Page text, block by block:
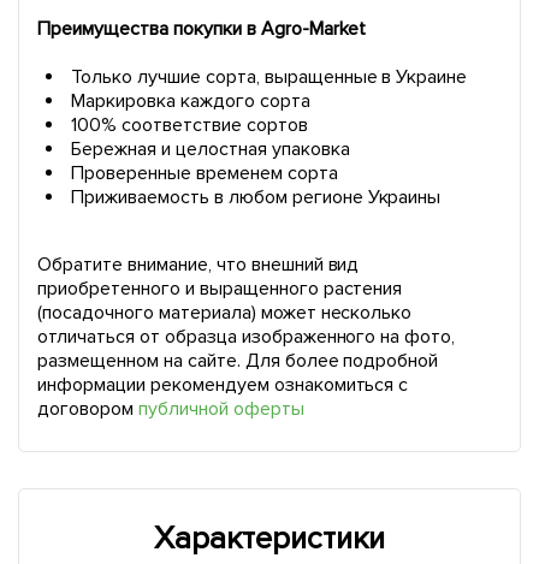
Преимущества покупки в Agro-Market
Только лучшие сорта, выращенные в Украине
Маркировка каждого сорта
100% соответствие сортов
Бережная и целостная упаковка
Проверенные временем сорта
Приживаемость в любом регионе Украины
Обратите внимание, что внешний вид
приобретенного и выращенного растения
(посадочного материала) может несколько
отличаться от образца изображенного на фото,
размещенном на сайте. Для более подробной
информации рекомендуем ознакомиться с
договором публичной оферты
Характеристики